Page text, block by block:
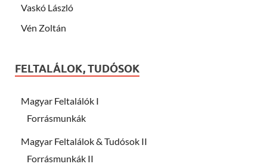
Vaskó László
Vén Zoltán
FELTALÁLOK, TUDÓSOK
Magyar Feltalálók I
Forrásmunkák
Magyar Feltalálok & Tudósok II
Forrásmunkák II